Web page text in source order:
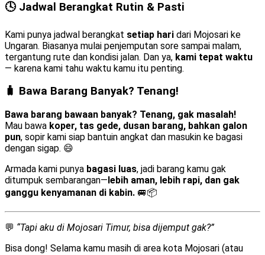
🕓 Jadwal Berangkat Rutin & Pasti
Kami punya jadwal berangkat setiap hari dari Mojosari ke
Ungaran. Biasanya mulai penjemputan sore sampai malam,
tergantung rute dan kondisi jalan. Dan ya, kami tepat waktu
— karena kami tahu waktu kamu itu penting.
🧳 Bawa Barang Banyak? Tenang!
Bawa barang bawaan banyak? Tenang, gak masalah!
Mau bawa koper, tas gede, dusan barang, bahkan galon
pun, sopir kami siap bantuin angkat dan masukin ke bagasi
dengan sigap. 😄
Armada kami punya bagasi luas, jadi barang kamu gak
ditumpuk sembarangan— lebih aman, lebih rapi, dan gak
ganggu kenyamanan di kabin. 🚐📦
💬 “Tapi aku di Mojosari Timur, bisa dijemput gak?”
Bisa dong! Selama kamu masih di area kota Mojosari (atau